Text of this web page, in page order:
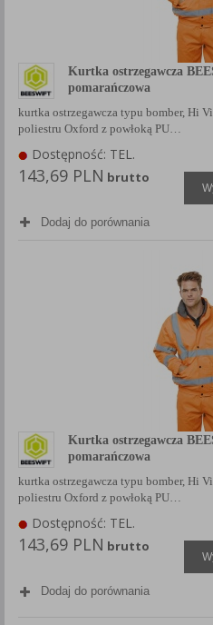
Kurtka ostrzegawcza
pomarańczowa
kurtka ostrzegawcza typu bomber, Hi
poliestru Oxford z powłoką PU…
Dostępność: TEL.
143,69 PLN brutto
Dodaj do porównania
Kurtka ostrzegawcza
pomarańczowa
kurtka ostrzegawcza typu bomber, Hi
poliestru Oxford z powłoką PU…
Dostępność: TEL.
143,69 PLN brutto
Dodaj do porównania